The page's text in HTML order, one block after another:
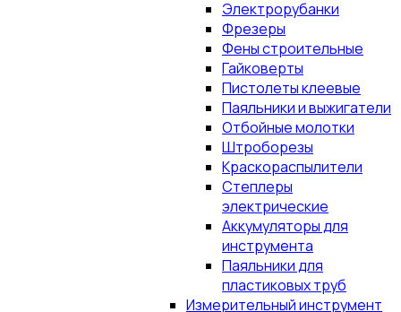
Электрорубанки
Фрезеры
Фены строительные
Гайковерты
Пистолеты клеевые
Паяльники и выжигатели
Отбойные молотки
Штроборезы
Краскораспылители
Степлеры
электрические
Аккумуляторы для
инструмента
Паяльники для
пластиковых труб
Измерительный инструмент